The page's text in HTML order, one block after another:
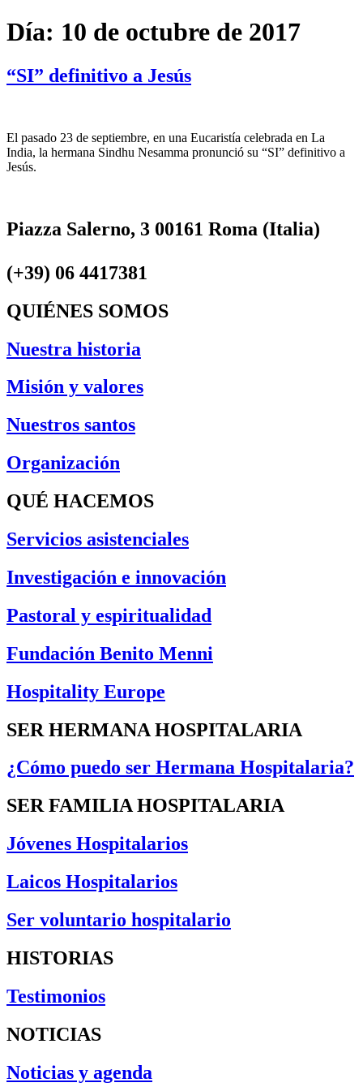
Día: 10 de octubre de 2017
“SI” definitivo a Jesús
El pasado 23 de septiembre, en una Eucaristía celebrada en La
India, la hermana Sindhu Nesamma pronunció su “SI” definitivo a
Jesús.
Piazza Salerno, 3 00161 Roma (Italia)
(+39) 06 4417381
QUIÉNES SOMOS
Nuestra historia
Misión y valores
Nuestros santos
Organización
QUÉ HACEMOS
Servicios asistenciales
Investigación e innovación
Pastoral y espiritualidad
Fundación Benito Menni
Hospitality Europe
SER HERMANA HOSPITALARIA
¿Cómo puedo ser Hermana Hospitalaria?
SER FAMILIA HOSPITALARIA
Jóvenes Hospitalarios
Laicos Hospitalarios
Ser voluntario hospitalario
HISTORIAS
Testimonios
NOTICIAS
Noticias y agenda